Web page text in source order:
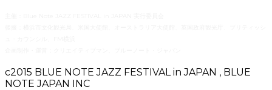
c2015 BLUE NOTE JAZZ FESTIVAL in JAPAN , BLUE
NOTE JAPAN INC